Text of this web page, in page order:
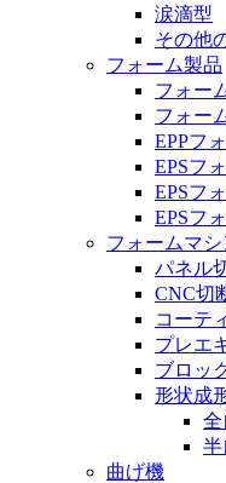
涙滴型
その他
フォーム製品
フォー
フォー
EPPフ
EPSフ
EPSフ
EPSフ
フォームマシ
パネル
CNC切
コーテ
プレエ
ブロッ
形状成
全
半
曲げ機